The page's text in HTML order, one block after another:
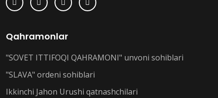
Qahramonlar
"SOVET ITTIFOQI QAHRAMONI" unvoni sohiblari
"SLAVA" ordeni sohiblari
Ikkinchi Jahon Urushi qatnashchilari